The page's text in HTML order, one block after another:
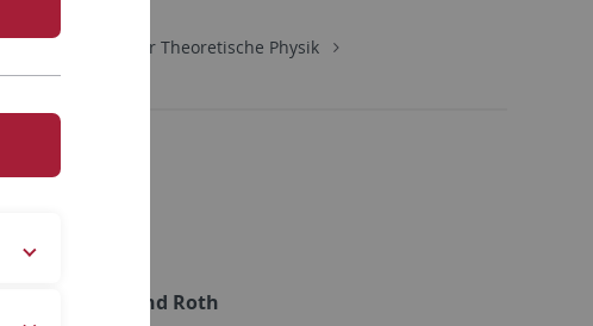
Institut für Theoretische Physik
Prof. Dr. Roland Roth